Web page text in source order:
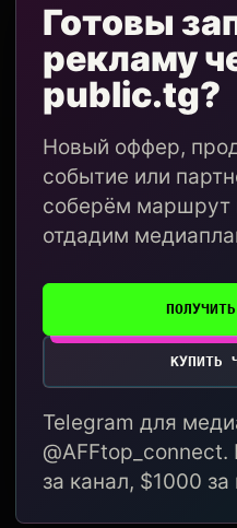
Готовы
рекламу
public.tg?
Новый оффер,
событие или
соберём маршрут
отдадим
КУПИТЬ
Telegram для
за канал, $1000 за